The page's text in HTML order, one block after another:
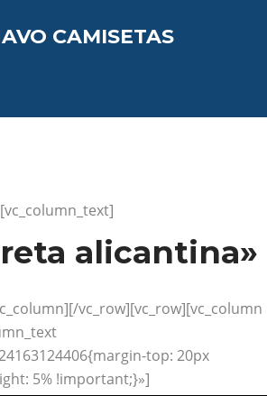
CAMISETAS
alicantina»
vc_row][vc_row][vc_column
top: 20px
5% !important;}»]